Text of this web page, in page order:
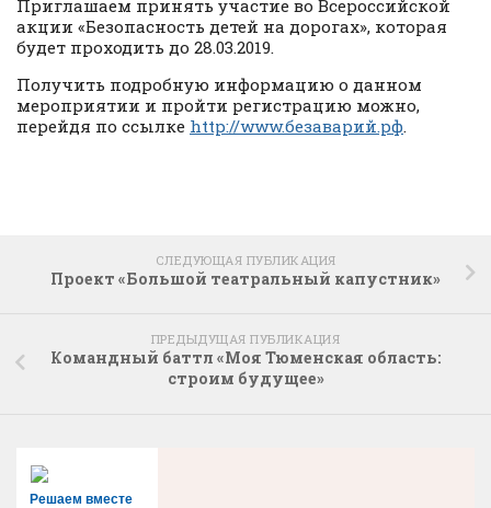
Приглашаем принять участие во Всероссийской
акции «Безопасность детей на дорогах», которая
будет проходить до 28.03.2019.
Получить подробную информацию о данном
мероприятии и пройти регистрацию можно,
перейдя по ссылке http://www.безаварий.рф.
СЛЕДУЮЩАЯ ПУБЛИКАЦИЯ
Проект «Большой театральный капустник»
ПРЕДЫДУЩАЯ ПУБЛИКАЦИЯ
Командный баттл «Моя Тюменская область:
строим будущее»
Решаем вместе